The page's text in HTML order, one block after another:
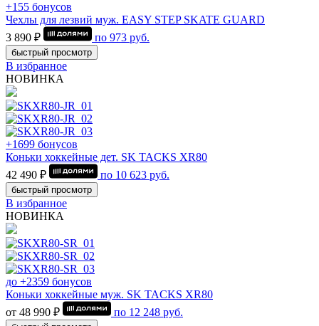
+155 бонусов
Чехлы для лезвий муж. EASY STEP SKATE GUARD
3 890 ₽
по 973 руб.
быстрый просмотр
В избранное
НОВИНКА
+1699 бонусов
Коньки хоккейные дет. SK TACKS XR80
42 490 ₽
по 10 623 руб.
быстрый просмотр
В избранное
НОВИНКА
до +2359 бонусов
Коньки хоккейные муж. SK TACKS XR80
от 48 990 ₽
по 12 248 руб.